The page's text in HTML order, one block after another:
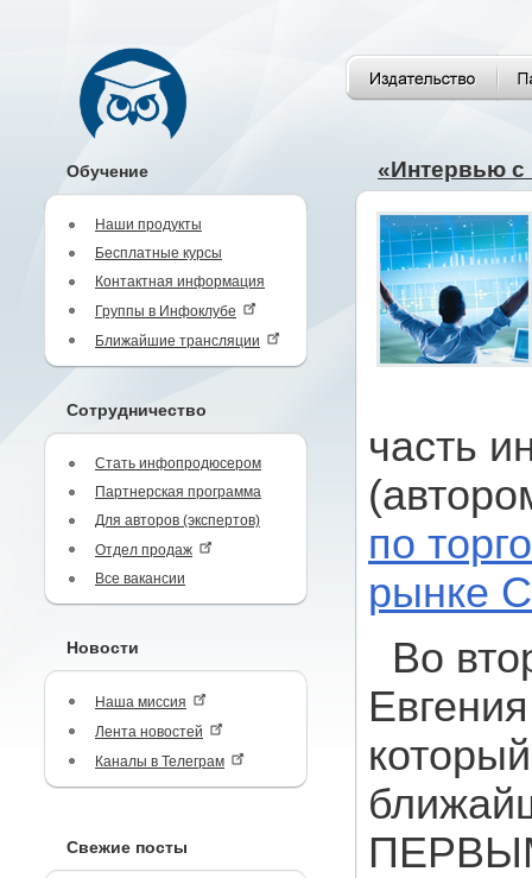
Обучение
Наши продукты
Бесплатные курсы
Контактная информация
Группы в Инфоклубе
Ближайшие трансляции
Сотрудничество
Стать инфопродюсером
Партнерская программа
Для авторов (экспертов)
Отдел продаж
Все вакансии
Новости
Наша миссия
Лента новостей
Каналы в Телеграм
Свежие посты
«Интервью
часть
по
рынке
Во